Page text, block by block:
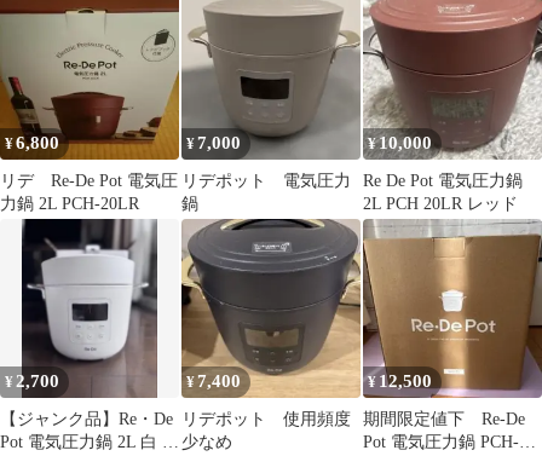
リデ・電気圧力鍋・圧
力調理・無水調理
¥6,800
リデ Re-De Pot 電気圧
力鍋 2L PCH-20LR
¥7,000
リデポット 電気圧力
鍋
¥10,000
Re De Pot 電気圧力鍋
2L PCH 20LR レッド
¥ 2,700
【ジャンク品】Re・De
Pot 電気圧力鍋 2L 白 リ
¥ 7,400
リデポット 使用頻度
少なめ
¥ 12,500
期間限定値下 Re-De
Pot 電気圧力鍋 PCH-